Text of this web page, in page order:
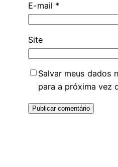
E-mail *
Site
Salvar meus dados
para a próxima vez